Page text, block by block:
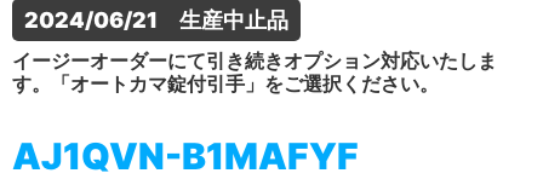
2024/06/21　生産中止品
イージーオーダーにて引き続きオプション対応いたしま
す。「オートカマ錠付引手」をご選択ください。
AJ1QVN-B1MAFYF